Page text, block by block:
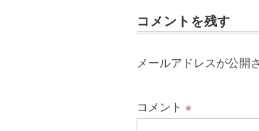
コメントを残す
メールアドレスが公開
コメント ※